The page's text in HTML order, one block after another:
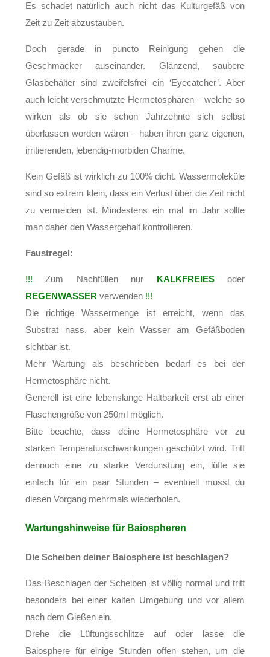
Es schadet natürlich auch nicht das Kulturgefäß von
Zeit zu Zeit abzustauben.
Doch gerade in puncto Reinigung gehen die
Geschmäcker auseinander. Glänzend, saubere
Glasbehälter sind zweifelsfrei ein ‘Eyecatcher’. Aber
auch leicht verschmutzte Hermetosphären – welche so
wirken als ob sie schon Jahrzehnte sich selbst
überlassen worden wären – haben ihren ganz eigenen,
irritierenden, lebendig-morbiden Charme.
Kein Gefäß ist wirklich zu 100% dicht. Wassermoleküle
sind so extrem klein, dass ein Verlust über die Zeit nicht
zu vermeiden ist. Mindestens ein mal im Jahr sollte
man daher den Wassergehalt kontrollieren.
Faustregel:
!!! Zum Nachfüllen nur KALKFREIESoder
REGENWASSER verwenden !!!
Die richtige Wassermenge ist erreicht, wenn das
Substrat nass, aber kein Wasser am Gefäßboden
sichtbar ist.
Mehr Wartung als beschrieben bedarf es bei der
Hermetosphäre nicht.
Generell ist eine lebenslange Haltbarkeit erst ab einer
Flaschengröße von 250ml möglich.
Bitte beachte, dass deine Hermetosphäre vor zu
starken Temperaturschwankungen geschützt wird. Tritt
dennoch eine zu starke Verdunstung ein, lüfte sie
einfach für ein paar Stunden – eventuell musst du
diesen Vorgang mehrmals wiederholen.
Wartungshinweise für Baiospheren
Die Scheiben deiner Baiosphere ist beschlagen?
Das Beschlagen der Scheiben ist völlig normal und tritt
besonders bei einer kalten Umgebung und vor allem
nach dem Gießen ein.
Drehe die Lüftungsschlitze auf oder lasse die
Baiosphere für einige Stunden offen stehen, um die